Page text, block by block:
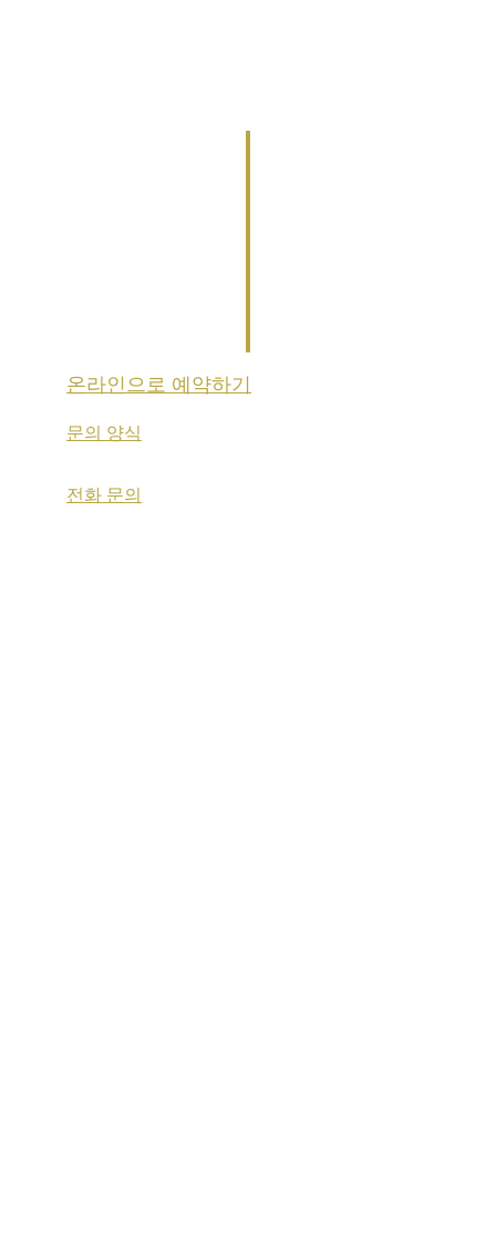
온라인으로 예약하기
문의 양식
전화 문의